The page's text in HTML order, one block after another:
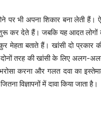
पर भी अपना शिकार बना लेती
शुरू कर देते हैं। जबकि यह आदत
बताते हैं। खांसी दो प्रकार की
दोनों तरह की खांसी के लिए अलग-
करना और गलत दवा का
विज्ञापनों में दावा किया जाता है।